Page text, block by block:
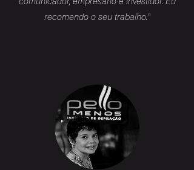
recomendo o seu trabalho."